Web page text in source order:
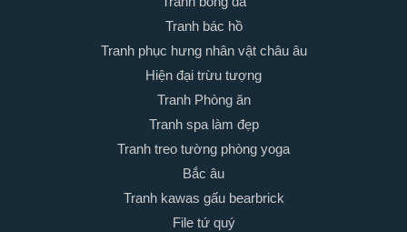
Tranh bác hồ
Tranh phục hưng nhân vật châu âu
Hiện đại trừu tượng
Tranh Phòng ăn
Tranh spa làm đẹp
Tranh treo tường phòng yoga
Bắc âu
Tranh kawas gấu bearbrick
File tứ quý